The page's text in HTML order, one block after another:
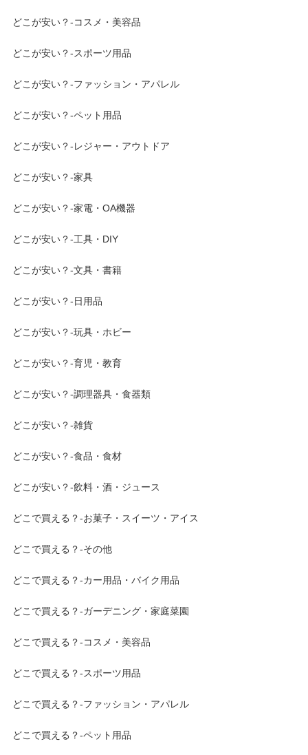
どこが安い？-コスメ・美容品
どこが安い？-スポーツ用品
どこが安い？-ファッション・アパレル
どこが安い？-ペット用品
どこが安い？-レジャー・アウトドア
どこが安い？-家具
どこが安い？-家電・OA機器
どこが安い？-工具・DIY
どこが安い？-文具・書籍
どこが安い？-日用品
どこが安い？-玩具・ホビー
どこが安い？-育児・教育
どこが安い？-調理器具・食器類
どこが安い？-雑貨
どこが安い？-食品・食材
どこが安い？-飲料・酒・ジュース
どこで買える？-お菓子・スイーツ・アイス
どこで買える？-その他
どこで買える？-カー用品・バイク用品
どこで買える？-ガーデニング・家庭菜園
どこで買える？-コスメ・美容品
どこで買える？-スポーツ用品
どこで買える？-ファッション・アパレル
どこで買える？-ペット用品